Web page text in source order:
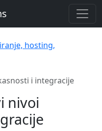
hosting,
i integracije
nivoi